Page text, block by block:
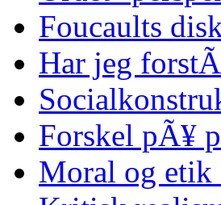
Foucaults
Har jeg
Forskel pÃ¥
Moral og etik